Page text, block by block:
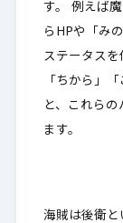
す。 例えば
らHPや「み
ステータスを
「ちから」
と、これら
ます。
海賊は後衛と